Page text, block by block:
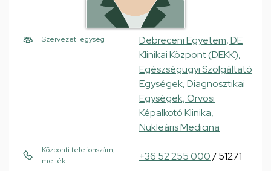
Szervezeti egység
Debreceni Egyetem, DE
Klinikai Központ (DEKK),
Egészségügyi Szolgáltató
Egységek, Diagnosztikai
Egységek, Orvosi
Képalkotó Klinika,
Nukleáris Medicina
Központi telefonszám,
mellék
+36 52 255 000/ 51271